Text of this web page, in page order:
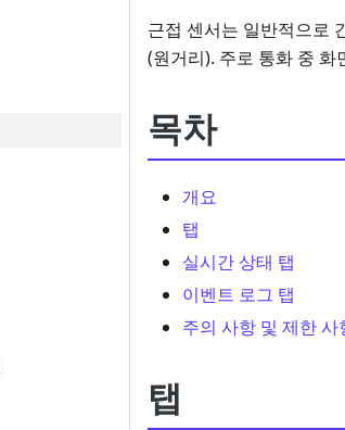
근접 센서는 일반적으로
(원거리). 주로 통화 중 화
목차
개요
탭
실시간 상태 탭
이벤트 로그 탭
주의 사항 및 제한 사
탭